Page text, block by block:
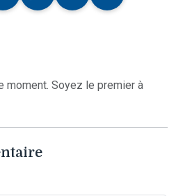
moment. Soyez le premier à